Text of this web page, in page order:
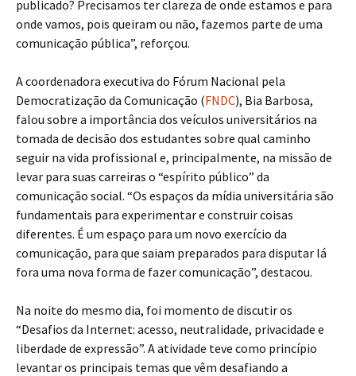
publicado? Precisamos ter clareza de onde estamos e para
onde vamos, pois queiram ou não, fazemos parte de uma
comunicação pública”, reforçou.
A coordenadora executiva do Fórum Nacional pela
Democratização da Comunicação (FNDC), Bia Barbosa,
falou sobre a importância dos veículos universitários na
tomada de decisão dos estudantes sobre qual caminho
seguir na vida profissional e, principalmente, na missão de
levar para suas carreiras o “espírito público” da
comunicação social. “Os espaços da mídia universitária são
fundamentais para experimentar e construir coisas
diferentes. É um espaço para um novo exercício da
comunicação, para que saiam preparados para disputar lá
fora uma nova forma de fazer comunicação”, destacou.
Na noite do mesmo dia, foi momento de discutir os
“Desafios da Internet: acesso, neutralidade, privacidade e
liberdade de expressão”. A atividade teve como princípio
levantar os principais temas que vêm desafiando a